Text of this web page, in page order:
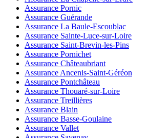
Assurance Pornic
Assurance Guérande
Assurance La Baule-Escoublac
Assurance Sainte-Luce-sur-Loire
Assurance Saint-Brevin-les-Pins
Assurance Pornichet
Assurance Châteaubriant
Assurance Ancenis-Saint-Géréon
Assurance Pontchâteau
Assurance Thouaré-sur-Loire
Assurance Treillières
Assurance Blain
Assurance Basse-Goulaine
Assurance Vallet